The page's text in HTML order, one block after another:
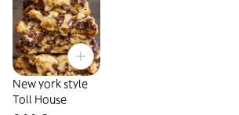
New york style
Toll House